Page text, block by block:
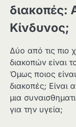
διακοπές:
Κίνδυνος;
Δύο από τις πιο
διακοπών είναι
Όμως ποιος
διακοπές; Είναι
μια
για την υγεία;